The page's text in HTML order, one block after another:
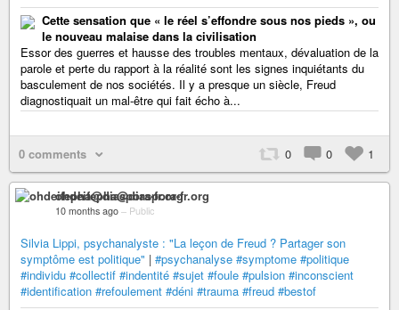
Cette sensation que « le réel s’effondre sous nos pieds », ou
le nouveau malaise dans la civilisation
Essor des guerres et hausse des troubles mentaux, dévaluation de la
parole et perte du rapport à la réalité sont les signes inquiétants du
basculement de nos sociétés. Il y a presque un siècle, Freud
diagnostiquait un mal-être qui fait écho à...
0 comments 0 0 1
ohdeifepha@diaspora-fr.org
10 months ago – Public
Silvia Lippi, psychanalyste : "La leçon de Freud ? Partager son
symptôme est politique" | #psychanalyse #symptome #politique
#individu #collectif #indentité #sujet #foule #pulsion #inconscient
#identification #refoulement #déni #trauma #freud #bestof